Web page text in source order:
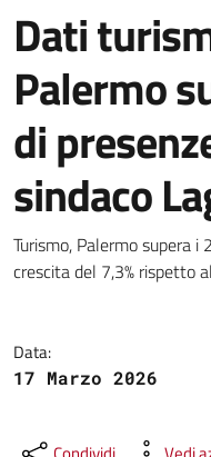
Dati
Palermo
di
sindaco
Dettagli
Turismo, Palermo supera
crescita del 7,3% rispetto
Data:
17 Marzo 2026